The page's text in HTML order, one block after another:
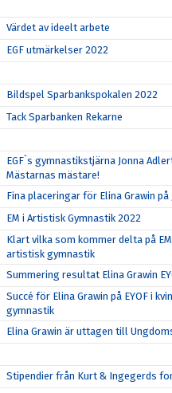
Värdet av ideelt arbete
EGF utmärkelser 2022
Bildspel Sparbankspokalen 2022
Tack Sparbanken Rekarne
EGF`s gymnastikstjärna Jonna
Mästarnas mästare!
Fina placeringar för Elina Grawin på
EM i Artistisk Gymnastik 2022
Klart vilka som kommer delta på
artistisk gymnastik
Summering resultat Elina Grawin
Succé för Elina Grawin på EYOF i
gymnastik
Elina Grawin är uttagen till
Stipendier från Kurt & Ingegerds